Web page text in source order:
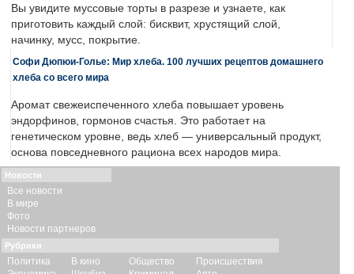
Вы увидите муссовые торты в разрезе и узнаете, как
приготовить каждый слой: бисквит, хрустящий слой,
начинку, мусс, покрытие.
Софи Дюпюи-Голье: Мир хлеба. 100 лучших рецептов домашнего
хлеба со всего мира
Аромат свежеиспеченного хлеба повышает уровень
эндорфинов, гормонов счастья. Это работает на
генетическом уровне, ведь хлеб — универсальный продукт,
основа повседневного рациона всех народов мира.
Новости
Все новости
В мире
Фото
Новости партнеров
Рубрики
Политика
В кино
Общество
Происшествия